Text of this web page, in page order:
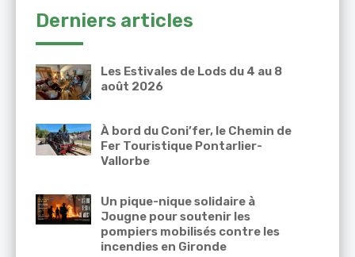
Derniers articles
Les Estivales de Lods du 4 au 8
août 2026
À bord du Coni’fer, le Chemin de
Fer Touristique Pontarlier-
Vallorbe
Un pique-nique solidaire à
Jougne pour soutenir les
pompiers mobilisés contre les
incendies en Gironde